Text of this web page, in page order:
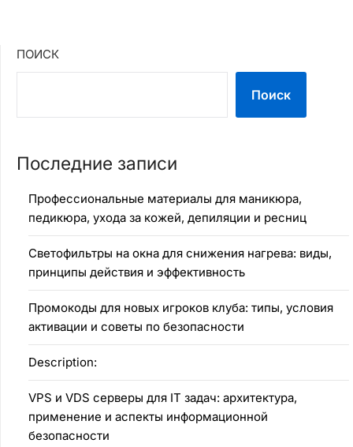
ПОИСК
Поиск
Последние записи
Профессиональные материалы для маникюра,
педикюра, ухода за кожей, депиляции и ресниц
Светофильтры на окна для снижения нагрева: виды,
принципы действия и эффективность
Промокоды для новых игроков клуба: типы, условия
активации и советы по безопасности
Description:
VPS и VDS серверы для IT задач: архитектура,
применение и аспекты информационной
безопасности